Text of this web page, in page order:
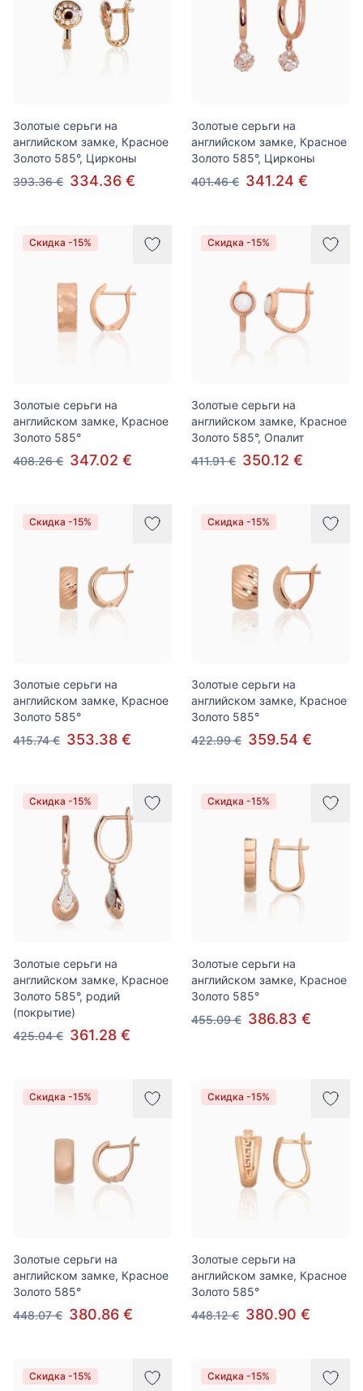
Золотые серьги на
английском замке, Красное
Золото 585°, Цирконы
393.36 € 334.36 €
Золотые серьги на
английском замке, Красное
Золото 585°, Цирконы
401.46 € 341.24 €
Скидка -15%
Золотые серьги на
английском замке, Красное
Золото 585°
408.26 € 347.02 €
Скидка -15%
Золотые серьги на
английском замке, Красное
Золото 585°, Опалит
411.91 € 350.12 €
Скидка -15%
Золотые серьги на
английском замке, Красное
Золото 585°
415.74 € 353.38 €
Скидка -15%
Золотые серьги на
английском замке, Красное
Золото 585°
422.99 € 359.54 €
Скидка -15%
Золотые серьги на
английском замке, Красное
Золото 585°, родий
(покрытие)
425.04 € 361.28 €
Скидка -15%
Золотые серьги на
английском замке, Красное
Золото 585°
455.09 € 386.83 €
Скидка -15%
Золотые серьги на
английском замке, Красное
Золото 585°
448.07 € 380.86 €
Скидка -15%
Золотые серьги на
английском замке, Красное
Золото 585°
448.12 € 380.90 €
Скидка -15% Скидка -15%